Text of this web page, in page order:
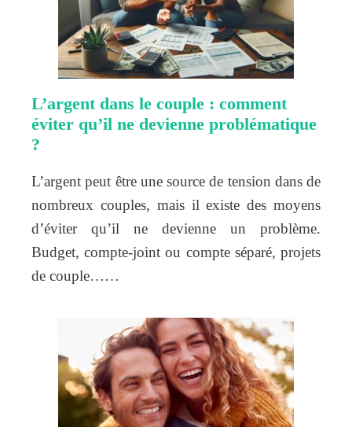
L’argent dans le couple : comment
éviter qu’il ne devienne problématique
?
L’argent peut être une source de tension dans de
nombreux couples, mais il existe des moyens
d’éviter qu’il ne devienne un problème.
Budget, compte-joint ou compte séparé, projets
de couple……